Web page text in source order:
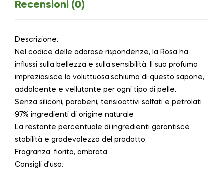
Recensioni (0)
Descrizione:
Nel codice delle odorose rispondenze, la Rosa ha
influssi sulla bellezza e sulla sensibilità. Il suo profumo
impreziosisce la voluttuosa schiuma di questo sapone,
addolcente e vellutante per ogni tipo di pelle.
Senza siliconi, parabeni, tensioattivi solfati e petrolati
97% ingredienti di origine naturale
La restante percentuale di ingredienti garantisce
stabilità e gradevolezza del prodotto.
Fragranza: fiorita, ambrata
Consigli d’uso: